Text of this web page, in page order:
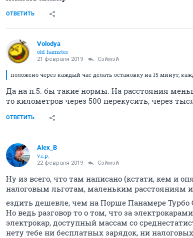
ОТВЕТИТЬ
Volodya
old hamster
21 февраля 2019 Сэймэй
положено через каждый час делать остановку на 15 минут,
Да на п.5. бы такие нормы. На расстояния
то километров через 500 перекусить, через
ОТВЕТИТЬ
Alex_B
v.i.p.
22 февраля 2019 Сэймэй
Ну из всего, что там написано (кстати, кем и
налоговым льготам, маленьким расстояниям
ездить дешевле, чем на Порше Панамере Турбо
Но ведь разговор то о том, что за
электрокар, доступный массам со
нету тебе ни бесплатных зарядок, ни